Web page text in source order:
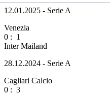
12.01.2025 - Serie A
Venezia
0 : 1
Inter Mailand
28.12.2024 - Serie A
Cagliari Calcio
0 : 3